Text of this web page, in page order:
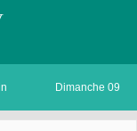
Dimanche 09